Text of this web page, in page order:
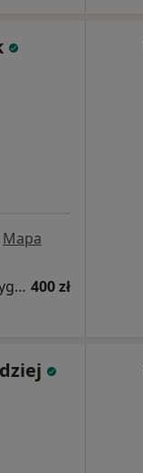
Mapa
Konsultacja dietetyczna + jadłospis 4 tygodnie 400 zł